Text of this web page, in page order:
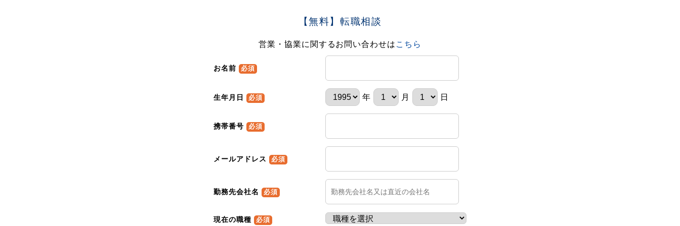
【無料】転職相談
営業・協業に関するお問い合わせは こちら
お名前 必須
生年月日 必須 年 月 日
携帯番号 必須
メールアドレス 必須
勤務先会社名 必須
現在の職種 必須